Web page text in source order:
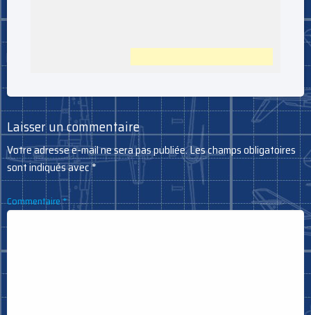
Laisser un commentaire
Votre adresse e-mail ne sera pas publiée.Les champs obligatoires
sont indiqués avec*
Commentaire*